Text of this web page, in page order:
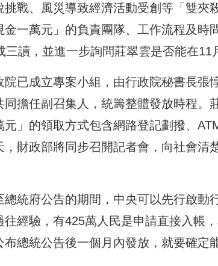
挑戰、風災導致經濟活動受創等「雙夾
一萬元」的負責團隊、工作流程及時
三讀，並進一步詢問莊翠雲是否能在11
已成立專案小組，由行政院秘書長張
擔任副召集人，統籌整體發放時程。
元」的領取方式包含網路登記劃撥、
財政部將同步召開記者會，向社會清
總統府公告的期間，中央可以先行啟動
經驗，有425萬人民是申請直接入帳
總統公告後一個月內發放，就要確定